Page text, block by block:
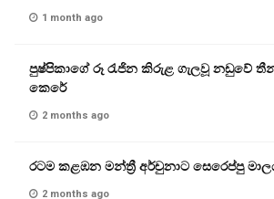
1 month ago
පුෂ්පිකාගේ රූ රැජින කිරුළ ගැලවූ නඩුවේ
කෙරේ
2 months ago
රටම කළඹන මන්ත්‍රී අර්චුනාට සෙරෙප්පු
2 months ago